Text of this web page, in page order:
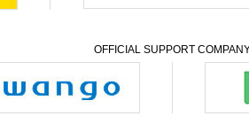
OFFICIAL SUPPORT